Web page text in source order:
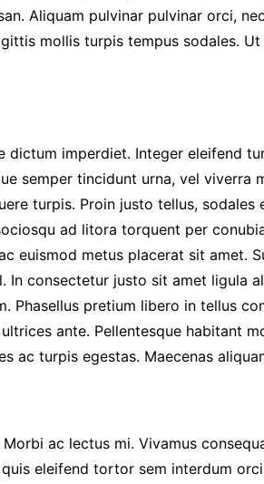
Aliquam pulvinar pulvinar orci,
mollis turpis tempus sodales.
dictum imperdiet. Integer eleifend
semper tincidunt urna, vel viverra
turpis. Proin justo tellus,
ad litora torquent per
euismod metus placerat sit amet.
In consectetur justo sit amet ligula
Phasellus pretium libero in tellus
ante. Pellentesque habitant
ac turpis egestas. Maecenas
ac lectus mi. Vivamus
eleifend tortor sem interdum